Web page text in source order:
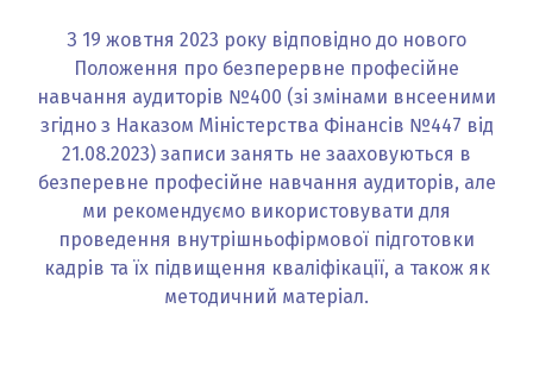
З 19 жовтня 2023 року відповідно до нового
Положення про безперервне професійне
навчання аудиторів №400 (зі змінами внсееними
згідно з Наказом Міністерства Фінансів №447 від
21.08.2023) записи занять не зааховуються в
безперевне професійне навчання аудиторів, але
ми рекомендуємо використовувати для
проведення внутрішньофірмової підготовки
кадрів та їх підвищення кваліфікації, а також як
методичний матеріал.